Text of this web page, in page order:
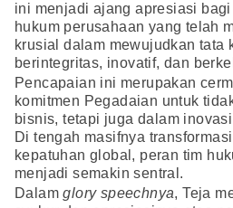
ini menjadi ajang apresiasi bagi
hukum perusahaan yang telah
krusial dalam mewujudkan tata
berintegritas, inovatif, dan
Pencapaian ini merupakan
komitmen Pegadaian untuk
bisnis, tetapi juga dalam
Di tengah masifnya
kepatuhan global, peran tim
menjadi semakin sentral.
Dalamglory speechnya, Teja